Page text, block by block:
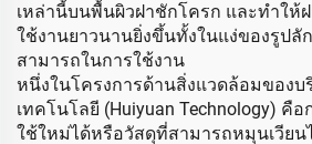
เหล่านี้บนพื้นผิวฝาชักโครก และทำให้
ใช้งานยาวนานยิ่งขึ้นทั้งในแง่ของรูป
สามารถในการใช้งาน
หนึ่งในโครงการด้านสิ่งแวดล้อมของบ
เทคโนโลยี (Huiyuan Technology) คื
ใช้ใหม่ได้หรือวัสดุที่สามารถหมุนเวียน